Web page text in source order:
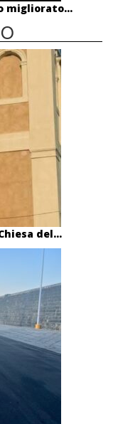
migliorato...
del...